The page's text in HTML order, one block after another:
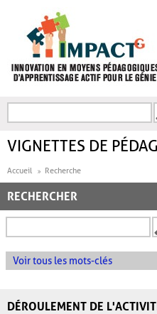
FORMULAIRE DE
VIGNETTES DE
Accueil Recherche
RECHERCHER
Voir tous les mots-clés
DÉROULEMENT DE